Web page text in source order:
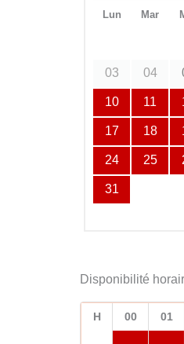
Lun Mar
03 04
10 11
17 18
24 25
31
Disponibilité
H 00 01